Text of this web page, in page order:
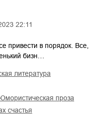
22:11
привести в порядок. Все,
бизн…
литература
юмористическая проза
счастья